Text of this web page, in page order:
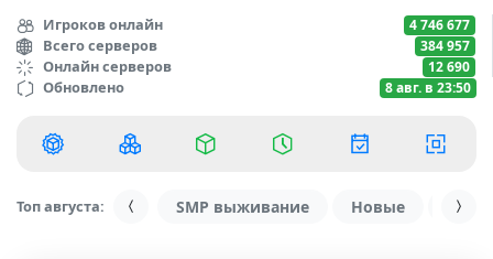
Игроков онлайн 4 746 677
Всего серверов 384 957
Онлайн серверов 12 690
Обновлено 8 авг. в 23:50
Топ августа: SMP выживание Новые С